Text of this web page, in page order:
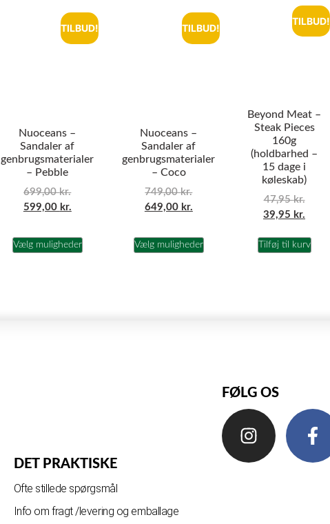
TILBUD!
Nuoceans –
Sandaler af
genbrugsmaterialer
– Pebble
699,00kr.
599,00 kr.
Vælg muligheder
TILBUD!
Nuoceans –
Sandaler af
genbrugsmaterialer
– Coco
749,00kr.
649,00 kr.
Vælg muligheder
TILBUD!
Beyond Meat –
Steak Pieces
160g
(holdbarhed –
15 dage i
køleskab)
47,95kr.
39,95 kr.
Tilføj til kurv
DET PRAKTISKE
Ofte stillede spørgsmål
Info om fragt /levering og emballage
FØLG OS